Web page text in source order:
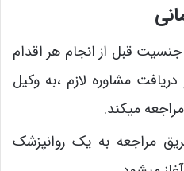
قبل از انجام هر اقدام
مشاوره لازم ،به وکیل
میکند.
مراجعه به یک روانپزشک